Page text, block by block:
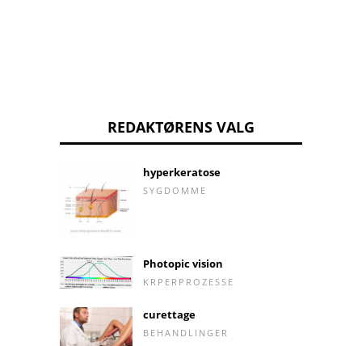
REDAKTØRENS VALG
hyperkeratose
SYGDOMME
Photopic vision
KRPERPROZESSE
curettage
BEHANDLINGER